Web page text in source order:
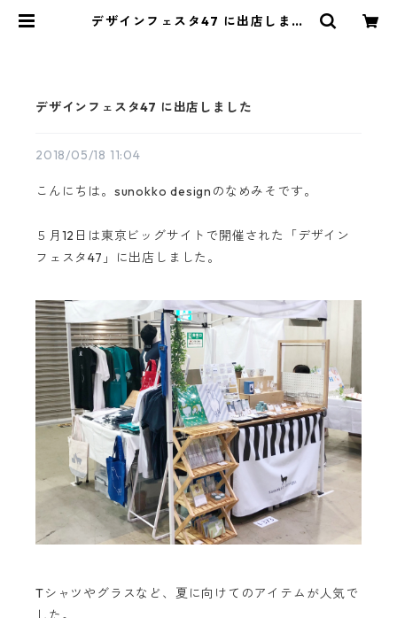
デザインフェスタ47 に出店しまし
デザインフェスタ47 に出店しました
2018/05/18 11:04
こんにちは。sunokko designのなめみそです。
５月12日は東京ビッグサイトで開催された「デザイン
フェスタ47」に出店しました。
Tシャツやグラスなど、夏に向けてのアイテムが人気で